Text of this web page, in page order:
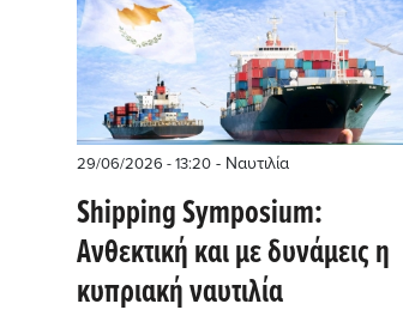
29/06/2026 - 13:20 - Ναυτιλία
Shipping Symposium:
Ανθεκτική και με δυνάμεις η
κυπριακή ναυτιλία